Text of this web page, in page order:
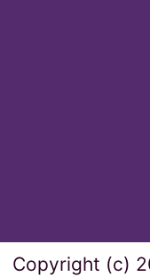
Copyright (c)